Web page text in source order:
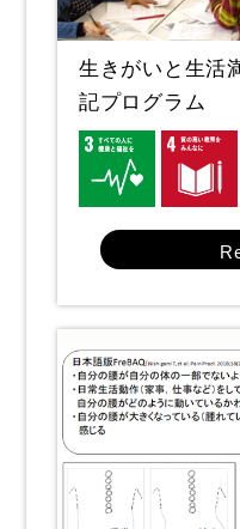
生きがいと生活
記プログラム